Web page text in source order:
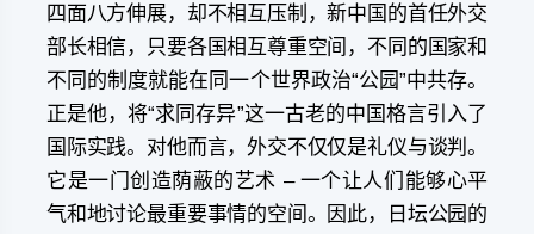
四面八方伸展，却不相互压制，新中国的首任外交
部长相信，只要各国相互尊重空间，不同的国家和
不同的制度就能在同一个世界政治“公园”中共存。
正是他，将“求同存异”这一古老的中国格言引入了
国际实践。对他而言，外交不仅仅是礼仪与谈判。
它是一门创造荫蔽的艺术 – 一个让人们能够心平
气和地讨论最重要事情的空间。因此，日坛公园的